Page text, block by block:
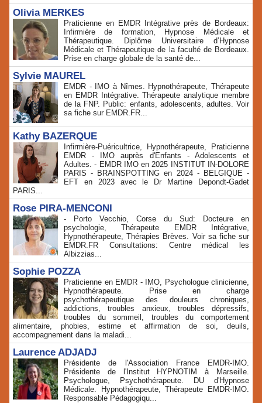
Olivia MERKES
Praticienne en EMDR Intégrative près de Bordeaux:
Infirmière de formation, Hypnose Médicale et
Thérapeutique. Diplôme Universitaire d’Hypnose
Médicale et Thérapeutique de la faculté de Bordeaux.
Prise en charge globale de la santé de...
Sylvie MAUREL
EMDR - IMO à Nîmes. Hypnothérapeute, Thérapeute
en EMDR Intégrative. Thérapeute analytique membre
de la FNP. Public: enfants, adolescents, adultes. Voir
sa fiche sur EMDR.FR...
Kathy BAZERQUE
Infirmière-Puéricultrice, Hypnothérapeute, Praticienne
EMDR - IMO auprès d'Enfants - Adolescents et
Adultes. - EMDR IMO en 2025 INSTITUT IN-DOLORE
PARIS - BRAINSPOTTING en 2024 - BELGIQUE -
EFT en 2023 avec le Dr Martine Depondt-Gadet
PARIS...
Rose PIRA-MENCONI
- Porto Vecchio, Corse du Sud: Docteure en
psychologie, Thérapeute EMDR Intégrative,
Hypnothérapeute, Thérapies Brèves. Voir sa fiche sur
EMDR.FR Consultations: Centre médical les
Albizzias...
Sophie POZZA
Praticienne en EMDR - IMO, Psychologue clinicienne,
Hypnothérapeute. Prise en charge
psychothérapeutique des douleurs chroniques,
addictions, troubles anxieux, troubles dépressifs,
troubles du sommeil, troubles du comportement
alimentaire, phobies, estime et affirmation de soi, deuils,
accompagnement dans la maladi...
Laurence ADJADJ
Présidente de l'Association France EMDR-IMO.
Présidente de l'Institut HYPNOTIM à Marseille.
Psychologue, Psychothérapeute. DU d'Hypnose
Médicale. Hypnothérapeute, Thérapeute EMDR-IMO.
Responsable Pédagogiqu...